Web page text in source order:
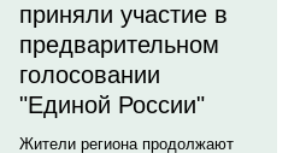
приняли участие в
предварительном
голосовании
"Единой России"
Жители региона продолжают